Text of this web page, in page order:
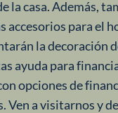
la casa. Además,
accesorios para el
la decoración
ayuda para
opciones de
Ven a visitarnos y